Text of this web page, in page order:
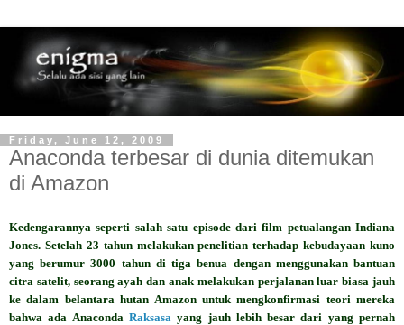
Friday, June 12, 2009
Anaconda terbesar di dunia ditemukan
di Amazon
Kedengarannya seperti salah satu episode dari film petualangan Indiana
Jones. Setelah 23 tahun melakukan penelitian terhadap kebudayaan kuno
yang berumur 3000 tahun di tiga benua dengan menggunakan bantuan
citra satelit, seorang ayah dan anak melakukan perjalanan luar biasa jauh
ke dalam belantara hutan Amazon untuk mengkonfirmasi teori mereka
bahwa ada Anaconda Raksasayang jauh lebih besar dari yang pernah